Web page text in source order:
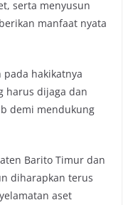
serta menyusun
manfaat nyata
hakikatnya
harus dijaga dan
demi mendukung
Barito Timur dan
diharapkan terus
aset